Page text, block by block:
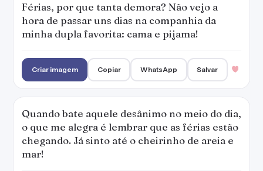
Férias, por que tanta demora? Não vejo a
hora de passar uns dias na companhia da
minha dupla favorita: cama e pijama!
Criar imagem Copiar WhatsApp Salvar
Quando bate aquele desânimo no meio do dia,
o que me alegra é lembrar que as férias estão
chegando. Já sinto até o cheirinho de areia e
mar!